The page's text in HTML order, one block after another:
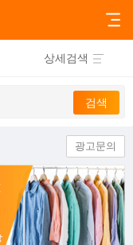
상세검색
광고문의